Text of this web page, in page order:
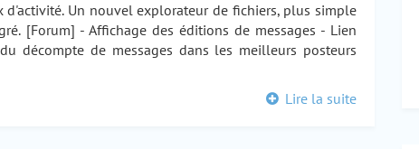
Un nouvel explorateur de fichiers, plus simple
[Forum] - Affichage des éditions de messages - Lien
décompte de messages dans les meilleurs posteurs
Lire la suite